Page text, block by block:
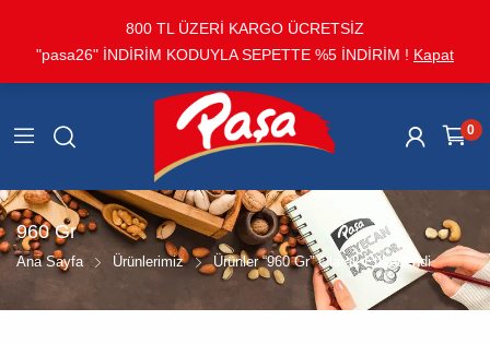
800 TL ÜZERİ KARGO ÜCRETSİZ
"pasa26" İNDİRİM KODUYLA SEPETTE %5 İNDİRİM ! Kapat
0
960 Gr
Ana Sayfa Ürünlerimiz Ürünler “960 Gr” Olarak Etiketlendi